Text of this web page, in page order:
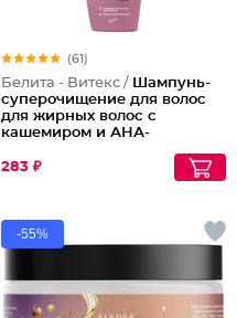
(61)
Белита - Витекс / Шампунь-
суперочищение для волос
для жирных волос с
кашемиром и АНА-
283 ₽
-55%